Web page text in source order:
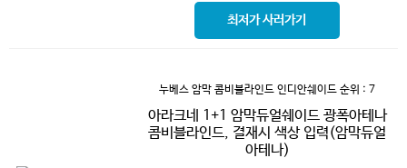
최저가 사러가기
누베스 암막 콤비블라인드 인디안쉐이드 순위 : 7
아라크네 1+1 암막듀얼쉐이드 광폭아테나
콤비블라인드, 결재시 색상 입력(암막듀얼
아테나)